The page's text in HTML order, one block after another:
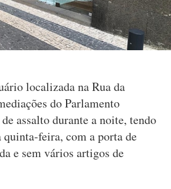
localizada na Rua da
do Parlamento
assalto durante a noite, tendo
quinta-feira, com a porta de
e sem vários artigos de